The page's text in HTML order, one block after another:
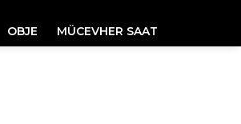
OBJE MÜCEVHER SAAT